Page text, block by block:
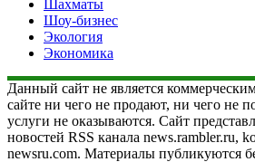
Шахматы
Шоу-бизнес
Экология
Экономика
Данный сайт не является
сайте ни чего не продают, ни чего не
услуги не оказываются. Сайт
новостей RSS канала news.rambler.ru,
newsru.com. Материалы публикуются